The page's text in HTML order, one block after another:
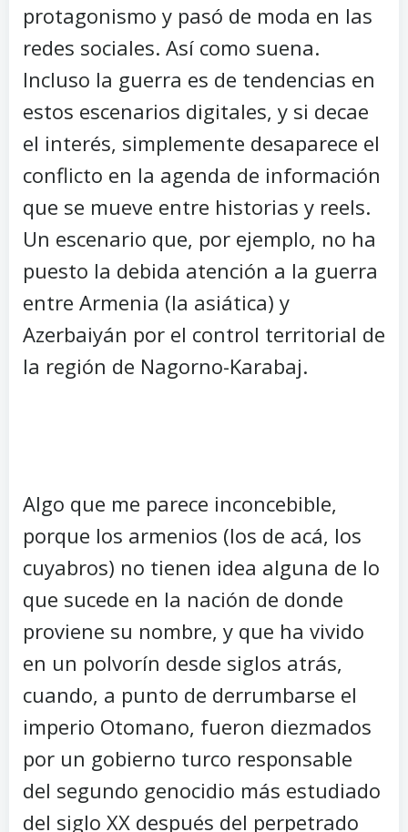
protagonismo y pasó de moda en las
redes sociales. Así como suena.
Incluso la guerra es de tendencias en
estos escenarios digitales, y si decae
el interés, simplemente desaparece el
conflicto en la agenda de información
que se mueve entre historias y reels.
Un escenario que, por ejemplo, no ha
puesto la debida atención a la guerra
entre Armenia (la asiática) y
Azerbaiyán por el control territorial de
la región de Nagorno-Karabaj.
Algo que me parece inconcebible,
porque los armenios (los de acá, los
cuyabros) no tienen idea alguna de lo
que sucede en la nación de donde
proviene su nombre, y que ha vivido
en un polvorín desde siglos atrás,
cuando, a punto de derrumbarse el
imperio Otomano, fueron diezmados
por un gobierno turco responsable
del segundo genocidio más estudiado
del siglo XX después del perpetrado